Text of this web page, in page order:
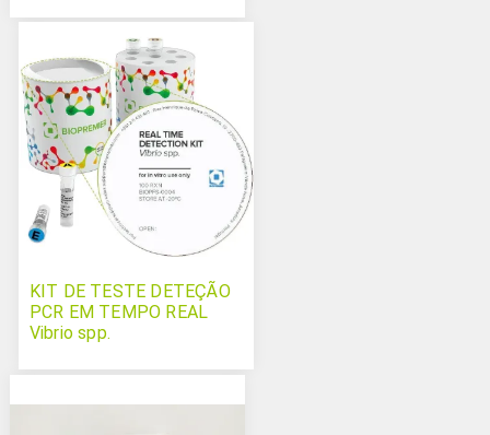
KIT DE TESTE DETEÇÃO
PCR EM TEMPO REAL
Vibrio spp.